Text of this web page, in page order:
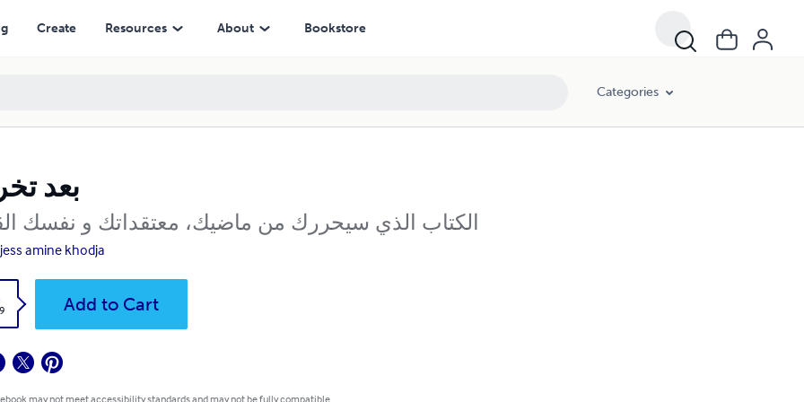
Create Resources About Bookstore
Categories
بعد
الكتاب الذي سيحررك من ماضيك، معتقداتك و نفسك
amine khodja
Add to Cart
may not meet accessibility standards and may not be fully compatible